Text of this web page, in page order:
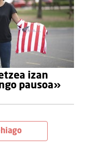
izan
pausoa»